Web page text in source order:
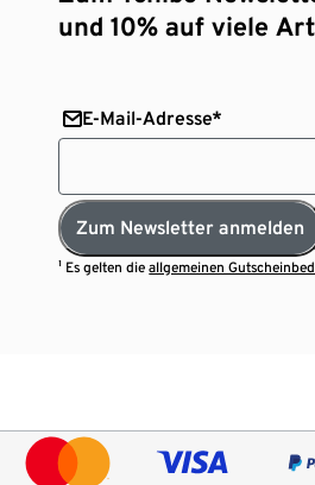
und 10% auf viele
E-Mail-Adresse*
Zum Newsletter anmelden
¹ Es gelten dieallgemeinen